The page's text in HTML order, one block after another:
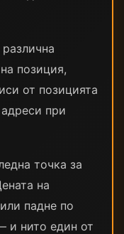
позиция,
от позицията
при
точка за
на
падне по
и нито един от